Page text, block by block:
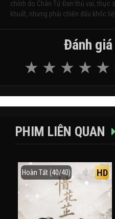
chính do Chân Tử Đan thủ vai,
khuất, nhưng phải chiến đấu khốc
Đánh
PHIM LIÊN QUAN
Hoàn Tất (40/40) HD